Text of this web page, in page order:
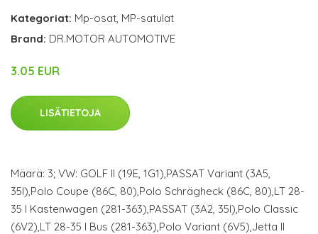
Kategoriat: Mp-osat, MP-satulat
Brand: DR.MOTOR AUTOMOTIVE
3.05 EUR
LISÄTIETOJA
Määrä: 3; VW: GOLF II (19E, 1G1),PASSAT Variant (3A5,
35I),Polo Coupe (86C, 80),Polo Schrägheck (86C, 80),LT 28-
35 I Kastenwagen (281-363),PASSAT (3A2, 35I),Polo Classic
(6V2),LT 28-35 I Bus (281-363),Polo Variant (6V5),Jetta II